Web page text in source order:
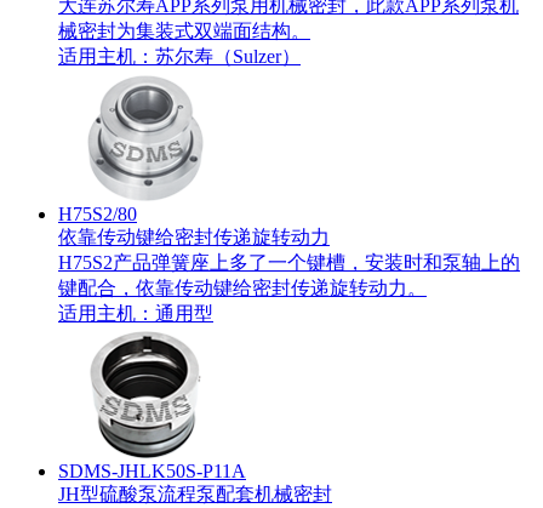
大连苏尔寿APP系列泵用机械密封，此款APP系列泵机
械密封为集装式双端面结构。
适用主机： 苏尔寿（Sulzer）
H75S2/80
依靠传动键给密封传递旋转动力
H75S2产品弹簧座上多了一个键槽，安装时和泵轴上的
键配合，依靠传动键给密封传递旋转动力。
适用主机： 通用型
SDMS-JHLK50S-P11A
JH型硫酸泵流程泵配套机械密封